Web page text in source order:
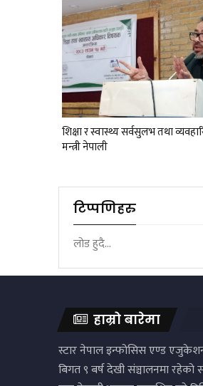
शिक्षा र स्वास्थ्य सर्वसुलभ तथा
मन्त्री नेपाली
टिप्पणिहरु
लोड हुदै...
हाम्रो बारेमा
स्टार नेपाल इन्फोसिस एण्ड एजुकेशन
बिगत ९ बर्ष देखी संञ्चालनमा